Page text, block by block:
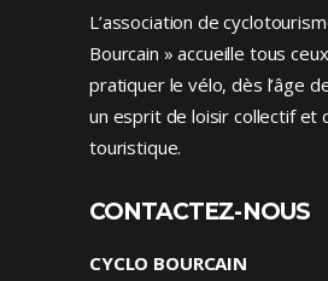
L’association de
Bourcain » accueille tous
pratiquer le vélo, dès l’âge
un esprit de loisir collectif et
touristique.
CONTACTEZ-NOUS
CYCLO BOURCAIN